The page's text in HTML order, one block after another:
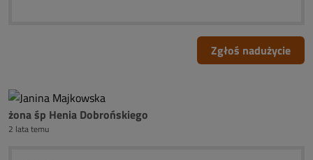
Zgłoś nadużycie
żona śp Henia Dobrońskiego
2 lata temu